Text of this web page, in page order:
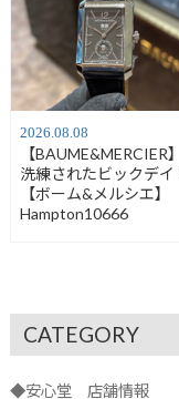
2026.08.08
【BAUME&MERCIER】
洗練されたビックデイ
【ボーム&メルシエ】
Hampton10666
CATEGORY
◆安心堂 店舗情報